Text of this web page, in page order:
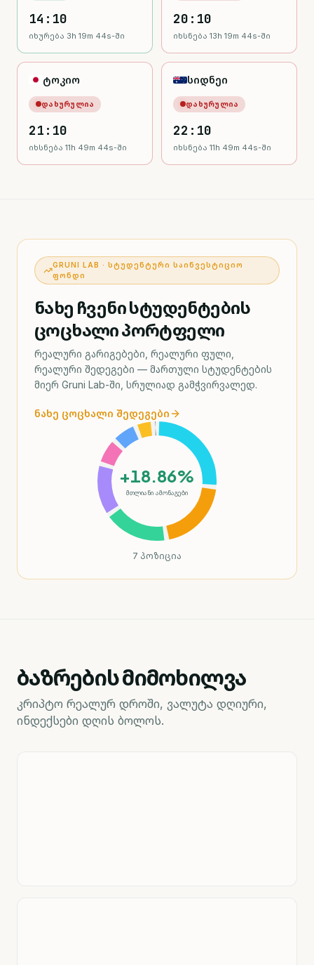
14:10
იხურება 3h 19m 43s-ში
20:10
იხსნება 13h 19m 43s-ში
ტოკიო
ᲓᲐᲮᲣᲠᲣᲚᲘᲐ
21:10
იხსნება 11h 49m 43s-ში
სიდნეი
ᲓᲐᲮᲣᲠᲣᲚᲘᲐ
22:10
იხსნება 11h 49m 43s-ში
GRUNI LAB · ᲡᲢᲣᲓᲔᲜᲢᲣᲠᲘ ᲡᲐᲘᲜᲕᲔᲡᲢᲘᲪᲘᲝ
ᲤᲝᲜᲓᲘ
ნახე ჩვენი სტუდენტების
ცოცხალი პორტფელი
რეალური გარიგებები, რეალური ფული,
რეალური შედეგები — მართული სტუდენტების
მიერ Gruni Lab-ში, სრულიად გამჭვირვალედ.
ნახე ცოცხალი შედეგები
+18.86%
ᲛᲗᲚᲘᲐᲜᲘ ᲐᲛᲝᲜᲐᲒᲔᲑᲘ
7 პოზიცია
ბაზრების მიმოხილვა
კრიპტო რეალურ დროში, ვალუტა დღიური,
ინდექსები დღის ბოლოს.